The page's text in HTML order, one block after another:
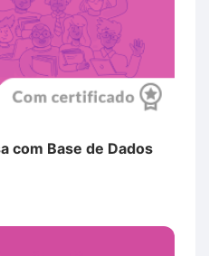
com Base de Dados